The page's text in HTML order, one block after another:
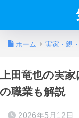
ホーム 実家・親
上田竜也の実
の職業も解説
2026年5月12日